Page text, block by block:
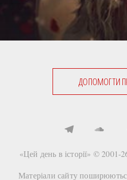
ДОПОМОГТИ
«Цей день в історії» © 2001-
Матеріали сайту